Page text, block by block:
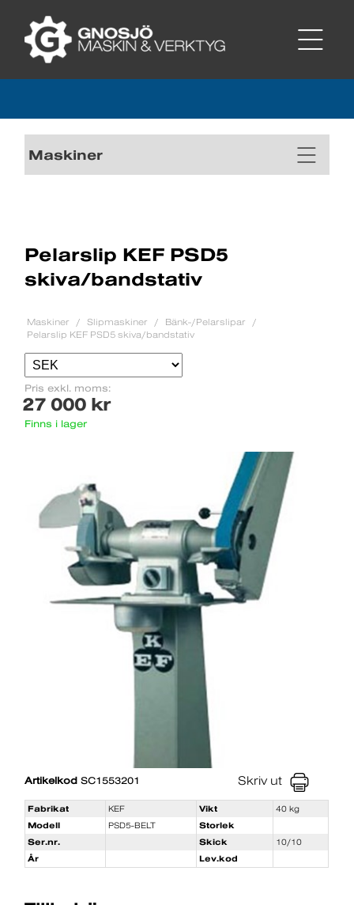
Maskiner
Pelarslip KEF PSD5
skiva/bandstativ
Maskiner Slipmaskiner
Bänk-/Pelarslipar
Pelarslip KEF PSD5 skiva/bandstativ
Pris exkl. moms:
27 000 kr
Finns i lager
Artikelkod SC1553201 Skriv ut
Fabrikat KEF Vikt
40 kg
Modell
PSD5-BELT
Storlek
Ser.nr.
Skick
10/10
År
Lev.kod